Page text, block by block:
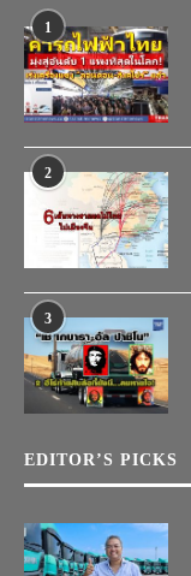
1
2
3
EDITOR’S PICKS